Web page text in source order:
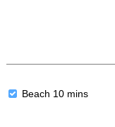
Beach 10 mins